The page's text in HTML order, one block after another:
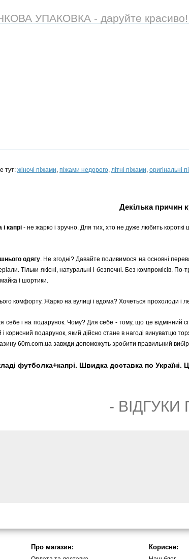
УПАКОВКА - даруйте красиво!
тут: жіночі піжами, піжами недорого, літні піжами, оригінальні
Декілька причин
капрі - не жарко і зручно. Для тих, хто не дуже любить
одягу. Не згодні? Давайте подивимося на основні
Тільки якісні, натуральні і безпечні. Без
і шортики.
комфорту. Жарко на вулиці і вдома? Хочеться прохолоди і
себе і на подарунок. Чому? Для себе - тому, що це
корисний подарунок, який дійсно стане в нагоді винуватцю
60m.com.ua завжди допоможуть зробити правильний
футболка+капрі. Швидка доставка по Україні.
- ВIДГУКИ
Про магазин: Корисне: